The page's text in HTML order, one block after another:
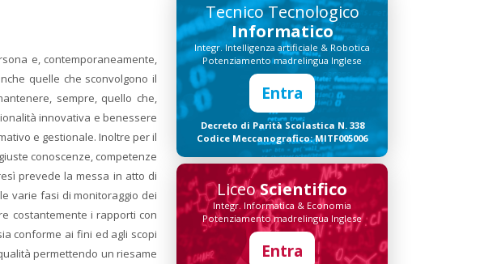
e, contemporaneamente,
quelle che sconvolgono il
sempre, quello che,
innovativa e benessere
e gestionale. Inoltre per il
conoscenze, competenze
prevede la messa in atto di
varie fasi di monitoraggio dei
costantemente i rapporti con
conforme ai fini ed agli scopi
permettendo un riesame
Tecnico Tecnologico
Informatico
Integr. Intelligenza artificiale & Robotica
Potenziamento madrelingua Inglese
Entra
Decreto di Parità Scolastica N. 338
Codice Meccanografico: MITF005006
LiceoScientifico
Integr. Informatica & Economia
Potenziamento madrelingua Inglese
Entra